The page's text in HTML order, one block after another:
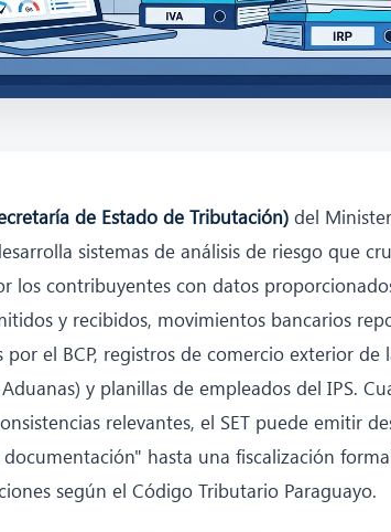
de Estado de Tributación) del
sistemas de análisis de riesgo que
los contribuyentes con datos
y recibidos, movimientos bancarios
por el BCP, registros de comercio exterior de
y planillas de empleados del IPS.
relevantes, el SET puede emitir
hasta una fiscalización
según el Código Tributario Paraguayo.